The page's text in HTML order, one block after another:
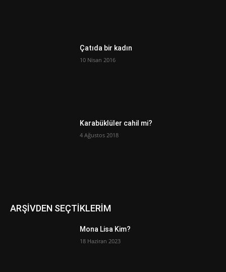
Çatıda bir kadın
10 Nisan 2016
Karabüklüler cahil mi?
4 Ağustos 2018
ARŞİVDEN SEÇTİKLERİM
Mona Lisa Kim?
18 Haziran 2023